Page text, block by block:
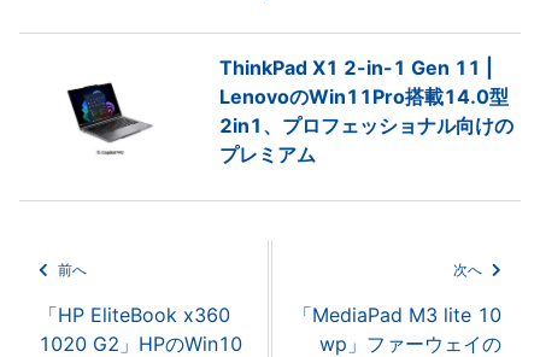
ThinkPad X1 2-in-1 Gen 11 |
LenovoのWin11Pro搭載14.0型
2in1、プロフェッショナル向けの
プレミアム
前へ
「HP EliteBook x360
1020 G2」HPのWin10
次へ
「MediaPad M3 lite 10
wp」ファーウェイの